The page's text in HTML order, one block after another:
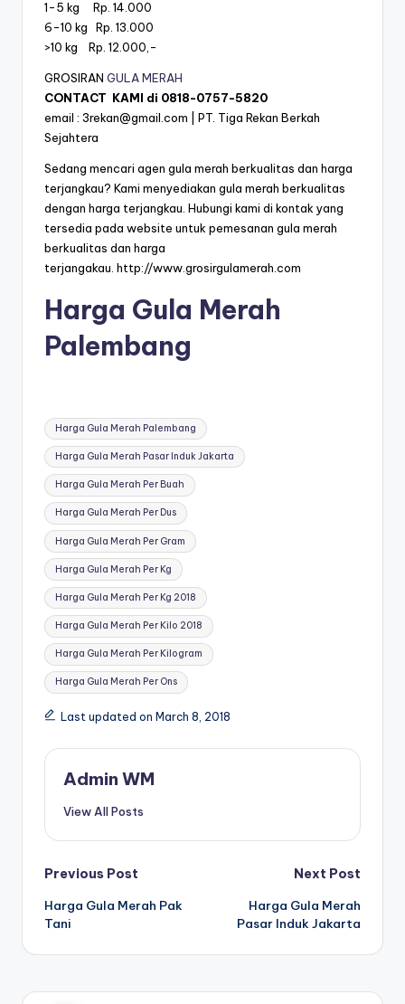
1-5 kg Rp. 14.000
6-10 kg Rp. 13.000
>10 kg Rp. 12.000,-
GROSIRAN GULA MERAH
CONTACT KAMI di 0818-0757-5820
email : 3rekan@gmail.com | PT. Tiga Rekan Berkah
Sejahtera
Sedang mencari agen gula merah berkualitas dan harga
terjangkau? Kami menyediakan gula merah berkualitas
dengan harga terjangkau. Hubungi kami di kontak yang
tersedia pada website untuk pemesanan gula merah
berkualitas dan harga
terjangakau. http://www.grosirgulamerah.com
Harga Gula Merah
Palembang
Tags:
Harga Gula Merah Palembang
Harga Gula Merah Pasar Induk Jakarta
Harga Gula Merah Per Buah
Harga Gula Merah Per Dus
Harga Gula Merah Per Gram
Harga Gula Merah Per Kg
Harga Gula Merah Per Kg 2018
Harga Gula Merah Per Kilo 2018
Harga Gula Merah Per Kilogram
Harga Gula Merah Per Ons
Last updated on March 8, 2018
Admin WM
View All Posts
Post
navigation
Previous Post
Harga Gula Merah Pak
Tani
Next Post
Harga Gula Merah
Pasar Induk Jakarta